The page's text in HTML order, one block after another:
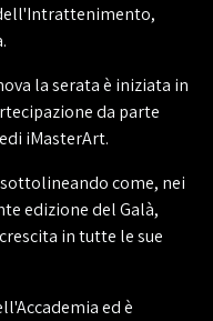
la serata è iniziata in
da parte
iMasterArt.
come, nei
edizione del Galà,
in tutte le sue
ed è